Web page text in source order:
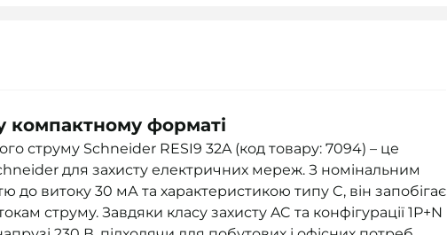
компактному форматі
струму Schneider RESI9 32A (код товару: 7094) – це
для захисту електричних мереж. З номінальним
до витоку 30 мА та характеристикою типу C, він запобігає
струму. Завдяки класу захисту AC та конфігурації 1P+N